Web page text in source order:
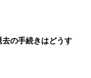
の手続きはどうす